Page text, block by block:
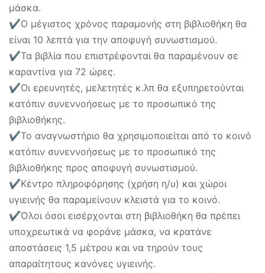
μάσκα.
✔Ο μέγιστος χρόνος παραμονής στη βιβλιοθήκη θα
είναι 10 λεπτά για την αποφυγή συνωστισμού.
✔Τα βιβλία που επιστρέφονται θα παραμένουν σε
καραντίνα για 72 ώρες.
✔Οι ερευνητές, μελετητές κ.λπ θα εξυπηρετούνται
κατόπιν συνεννοήσεως με το προσωπικό της
βιβλιοθήκης.
✔Το αναγνωστήριο θα χρησιμοποιείται από το κοινό
κατόπιν συνεννοήσεως με το προσωπικό της
βιβλιοθήκης προς αποφυγή συνωστισμού.
✔Κέντρο πληροφόρησης (χρήση η/υ) και χώροι
υγιεινής θα παραμείνουν κλειστά για το κοινό.
✔Όλοι όσοι εισέρχονται στη βιβλιοθήκη θα πρέπει
υποχρεωτικά να φοράνε μάσκα, να κρατάνε
αποστάσεις 1,5 μέτρου και να τηρούν τους
απαραίτητους κανόνες υγιεινής.